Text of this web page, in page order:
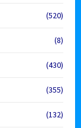
(520)
(8)
(430)
(355)
(132)